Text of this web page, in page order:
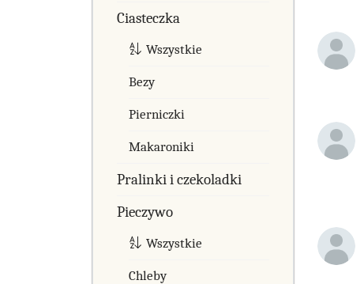
Ciasteczka
Wszystkie
Bezy
Pierniczki
Makaroniki
Pralinki i czekoladki
Pieczywo
Wszystkie
Chleby